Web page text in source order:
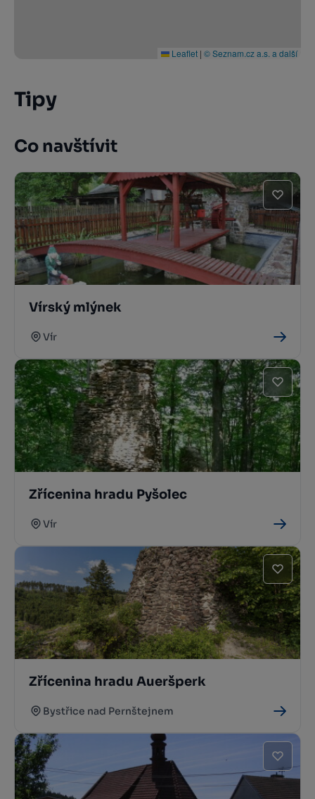
Leaflet | © Seznam.cz a.s. a další
Tipy
Co navštívit
Vírský mlýnek
Vír
Zřícenina hradu Pyšolec
Vír
Zřícenina hradu Aueršperk
Bystřice nad Pernštejnem